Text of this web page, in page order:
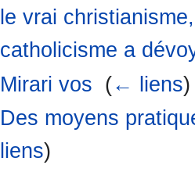
le vrai
catholicisme a
Mirari vos (← liens)
Des moyens
liens)